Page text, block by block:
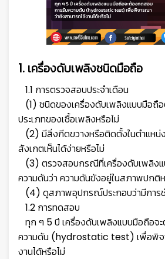
1. เครื่องดับเพลิงชนิดมือถือ
1.1 การตรวจสอบประจำเดือน
(1) ชนิดของเครื่องดับเพลิงแบบมือถื
ประเภทของเชื้อเพลิงหรือไม่
(2) มีสิ่งกีดขวางหรือติดตั้งในตำแหน่ง
สังเกตเห็นได้ง่ายหรือไม่
(3) ตรวจสอบกรณีที่เครื่องดับเพลิง
ความดันว่า ความดันขังอยู่ในสภาพปกติ
(4) ดูสภาพอุปกรณ์ประกอบว่ามีการช
1.2 การทดสอบ
ทุก ๆ 5 ปี เครื่องดับเพลิงแบบมือถือจ
ความดัน (hydrostatic test) เพื่อพิจ
งานได้หรือไม่